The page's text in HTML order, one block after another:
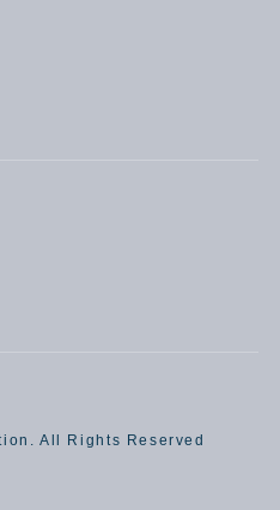
All Rights Reserved